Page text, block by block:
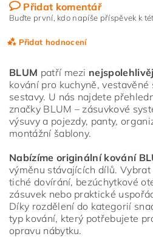
Přidat komentář
Buďte první, kdo napíše příspěvek k
Přidat hodnocení
Vložením hodnocení souhlasíte s
osobních údajů
BLUM patří mezi
kování pro kuchyně,
sestavy. U nás najdete
značky BLUM – zásuvkové
výsuvy a pojezdy, panty,
montážní šablony.
Nabízíme originální kování
výměnu stávajících dílů.
tiché dovírání, bezúchytkové
zásuvek nebo praktické
Díky rozdělení do kategorií
typ kování, který potřebujete
opravu nábytku.